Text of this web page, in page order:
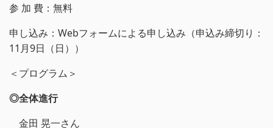
参 加 費：無料
申し込み：Webフォームによる申し込み（申込み締切り：
11月9日（日））
＜プログラム＞
◎全体進行
金田 晃一さん